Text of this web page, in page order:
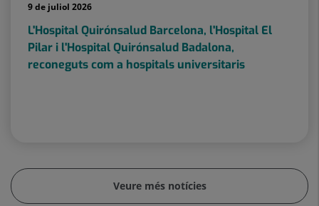
9 de juliol 2026
L'Hospital Quirónsalud Barcelona, ​​l'Hospital El
Pilar i l'Hospital Quirónsalud Badalona, ​​
reconeguts com a hospitals universitaris
Veure més notícies